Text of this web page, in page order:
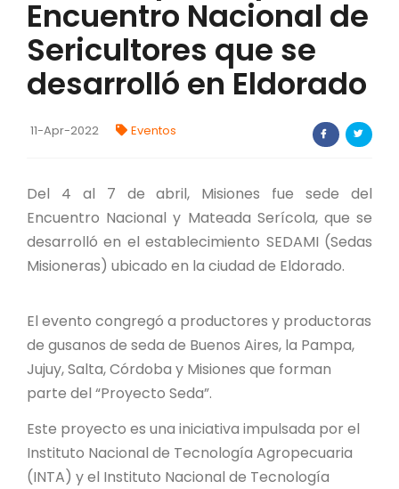
FORTALECIMIENTO DE RECURSOS
ALIMENTICIOS
BIODIVERSIDAD Y ALIMENTACIÓN
INVENTARIO DE LA BIODIVERSIDAD MISIONERA
FORMULARIO DE REGISTRO DE
INVESTIGADORES
AUTORIZACIONES
PROGRAMAS Y PROYECTOS
PROGRAMAS
PROYECTO ÁGUILAS DE MISIONES
MONUMENTOS NATURALES
Encuentro Nacional de
Sericultores que se
desarrolló en Eldorado
11-Apr-2022 Eventos
Del 4 al 7 de abril, Misiones fue sede del
Encuentro Nacional y Mateada Serícola, que se
desarrolló en el establecimiento SEDAMI (Sedas
Misioneras) ubicado en la ciudad de Eldorado.
El evento congregó a productores y productoras
de gusanos de seda de Buenos Aires, la Pampa,
Jujuy, Salta, Córdoba y Misiones que forman
parte del “Proyecto Seda”.
Este proyecto es una iniciativa impulsada por el
Instituto Nacional de Tecnología Agropecuaria
(INTA) y el Instituto Nacional de Tecnología